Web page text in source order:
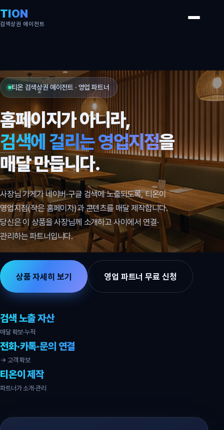
TION
검색상권 에이전트
티온 검색상권 에이전트 · 영업 파트너
홈페이지가 아니라,
검색에 걸리는 영업지점을
매달 만듭니다.
사장님 가게가 네이버·구글 검색에 노출되도록, 티온이
영업지점(작은 홈페이지)과 콘텐츠를 매달 제작합니다.
당신은 이 상품을 사장님께 소개하고 사이에서 연결·
관리하는 파트너입니다.
상품 자세히 보기 영업 파트너 무료 신청
검색 노출 자산
매달 확보·누적
전화·카톡·문의 연결
→ 고객 확보
티온이 제작
파트너가 소개·관리